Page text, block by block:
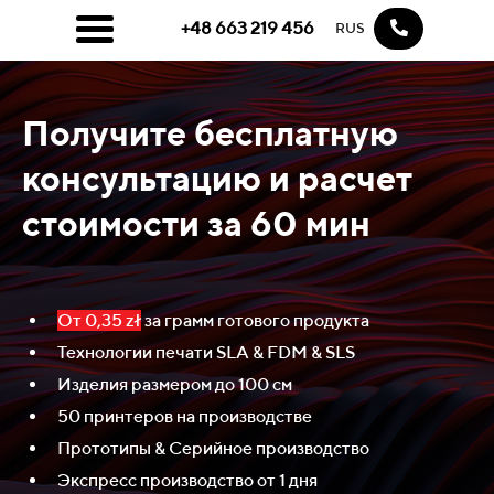
RUS
+48 663 219 456
Получите бесплатную
консультацию и расчет
стоимости за 60 мин
От 0,35 złза грамм готового продукта
Технологии печати SLA & FDM & SLS
Изделия размером до 100 см
50 принтеров на производстве
Прототипы & Серийное производство
Экспресс производство от 1 дня